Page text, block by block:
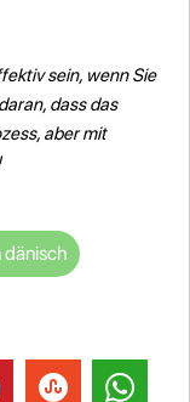
sein, wenn Sie
dass das
aber mit
dänisch